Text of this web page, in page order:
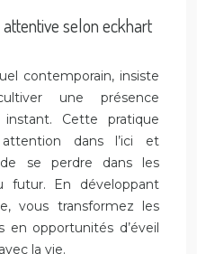
selon eckhart
contemporain, insiste
une présence
Cette pratique
dans l’ici et
se perdre dans les
futur. En développant
vous transformez les
en opportunités d’éveil
la vie.